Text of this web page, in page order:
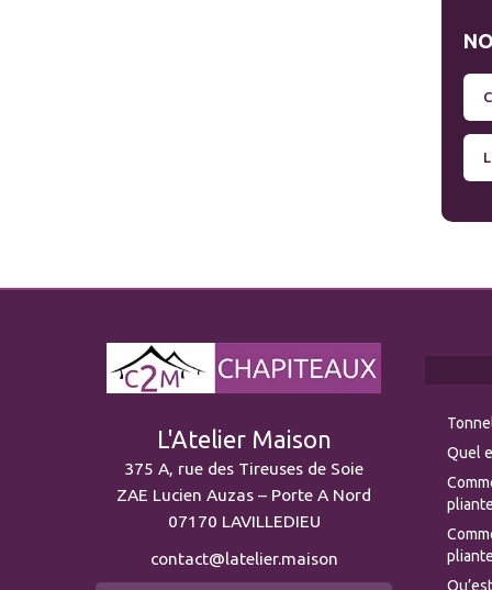
L'Atelier Maison
375 A, rue des Tireuses de Soie
ZAE Lucien Auzas – Porte A Nord
07170 LAVILLEDIEU
contact@latelier.maison
Quel